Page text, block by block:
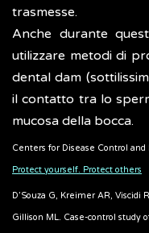
trasmesse.
Anche durante
utilizzare metodi di
dental dam
il contatto tra lo
mucosa della bocca.
Centers for Disease Control
Protect yourself. Protect others
D’Souza G, Kreimer AR, Viscidi
Gillison ML. Case-control study